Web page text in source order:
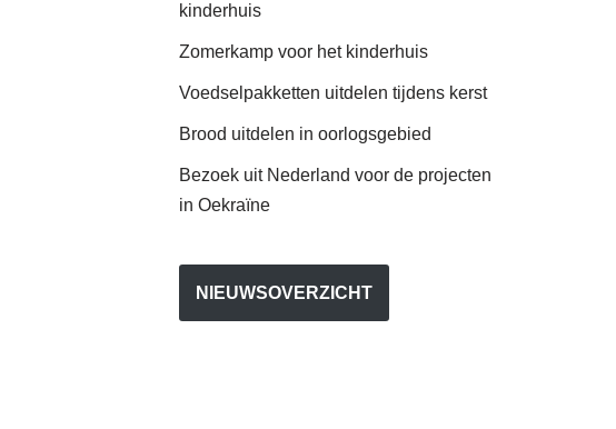
kinderhuis
Zomerkamp voor het kinderhuis
Voedselpakketten uitdelen tijdens kerst
Brood uitdelen in oorlogsgebied
Bezoek uit Nederland voor de projecten
in Oekraïne
NIEUWSOVERZICHT